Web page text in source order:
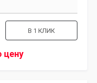
В 1 КЛИК
цену